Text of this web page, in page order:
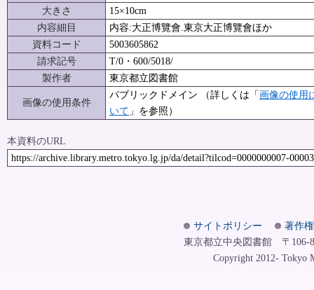
大きさ
15×10cm
内容細目
内容:大正博覽會.東京大正博覽會ほか
資料コード
5003605862
請求記号
T/0・600/5018/
製作者
東京都立図書館
画像の使用条件
パブリックドメイン （詳しくは「画像の使用
いて 」を参照）
本資料のURL
https://archive.library.metro.tokyo.lg.jp/da/detail?tilcod=0000000007-
サイトポリシー
著作
東京都立中央図書館 〒106-
Copyright 2012- Tokyo